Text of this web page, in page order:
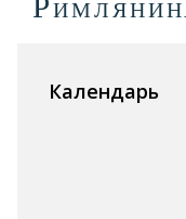
Календарь